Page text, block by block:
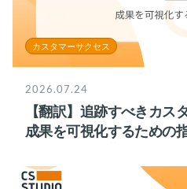
カスタマーサクセス
2026.07.24
【翻訳】追跡すべきカ
成果を可視化するための